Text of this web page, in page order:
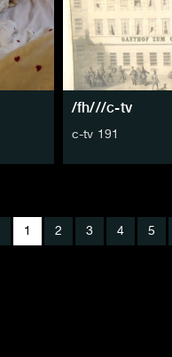
/fh///c-tv
c-tv 191
1 2 3 4 5